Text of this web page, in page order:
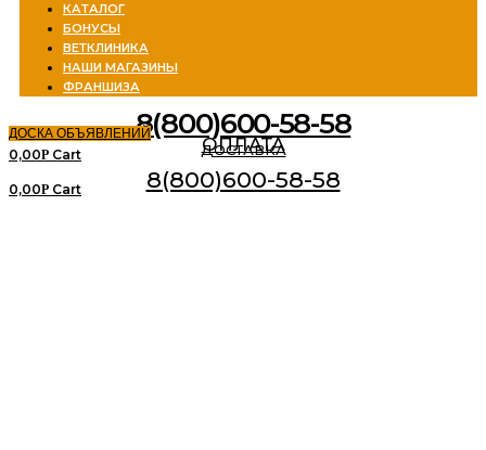
КАТАЛОГ
БОНУСЫ
ВЕТКЛИНИКА
НАШИ МАГАЗИНЫ
ФРАНШИЗА
8(800)600-58-58
ДОСКА ОБЪЯВЛЕНИЙ
ДОСТАВКА
ОПЛАТА
0,00Р Cart
8(800)600-58-58
0,00Р Cart